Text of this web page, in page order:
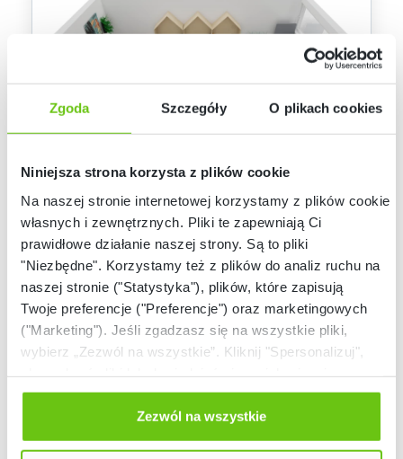
Zgoda Szczegóły O plikach cookies
Niniejsza strona korzysta z plików cookie
Na naszej stronie internetowej korzystamy z plików cookie:
własnych i zewnętrznych. Pliki te zapewniają Ci
prawidłowe działanie naszej strony. Są to pliki
"Niezbędne". Korzystamy też z plików do analiz ruchu na
naszej stronie ("Statystyka"), plików, które zapisują
Twoje preferencje ("Preferencje") oraz marketingowych
("Marketing"). Jeśli zgadzasz się na wszystkie pliki,
wybierz „Zezwól na wszystkie”. Kliknij "Spersonalizuj",
Odmów zgody poprzez przycisk „Odmowa”. Wtedy
użyjemy tylko plików niezbędnych dla naszej strony.
Twój wybór możesz zmienić przez kliknięcie przycisku w
Zezwól na wszystkie
Kącik wypoczynku w szkole
Kod produktu:WIZ-SZK-MB-0076